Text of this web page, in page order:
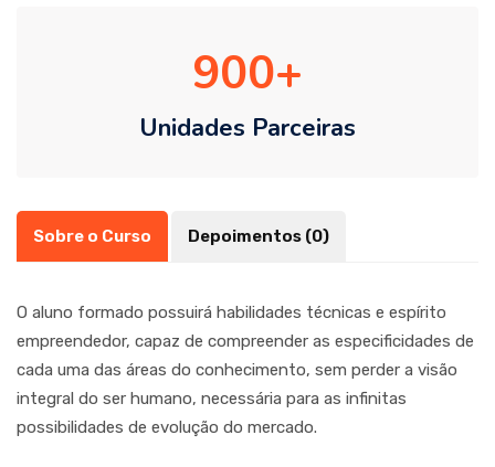
900
Unidades Parceiras
Sobre o Curso Depoimentos (0)
O aluno formado possuirá habilidades técnicas e espírito
empreendedor, capaz de compreender as especificidades de
cada uma das áreas do conhecimento, sem perder a visão
integral do ser humano, necessária para as infinitas
possibilidades de evolução do mercado.